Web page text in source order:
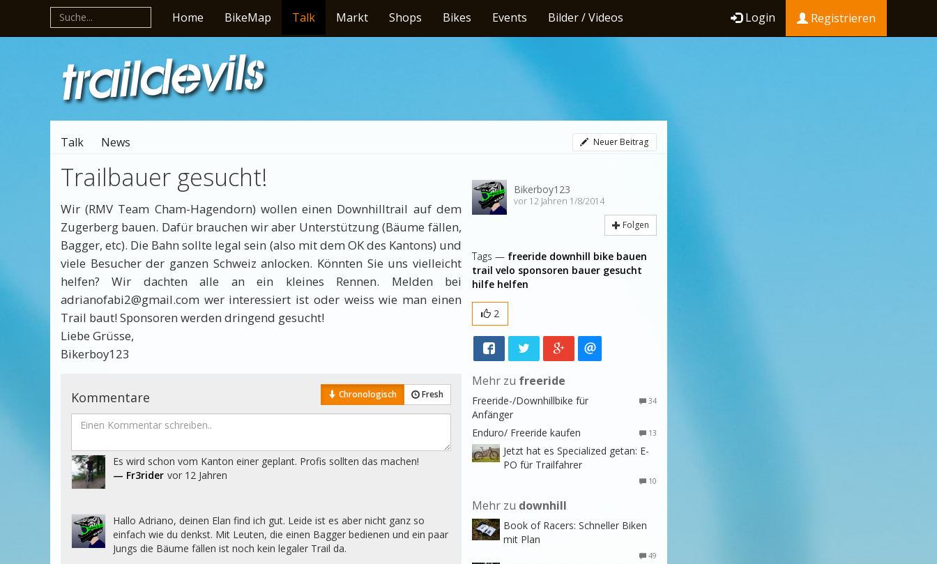
Home BikeMap Talk Markt Shops Bikes Events Bilder / Videos Login Registrieren
Talk News Neuer Beitrag
Trailbauer gesucht!
Wir (RMV Team Cham-Hagendorn) wollen einen Downhilltrail auf dem
Zugerberg bauen. Dafür brauchen wir aber Unterstützung (Bäume fällen,
Bagger, etc). Die Bahn sollte legal sein (also mit dem OK des Kantons) und
viele Besucher der ganzen Schweiz anlocken. Könnten Sie uns vielleicht
helfen? Wir dachten alle an ein kleines Rennen. Melden bei
adrianofabi2@gmail.com wer interessiert ist oder weiss wie man einen
Trail baut! Sponsoren werden dringend gesucht!
Liebe Grüsse,
Bikerboy123
Kommentare Chronologisch Fresh
Es wird schon vom Kanton einer geplant. Profis sollten das machen!
— Fr3rider vor 12 Jahren
Hallo Adriano, deinen Elan find ich gut. Leide ist es aber nicht ganz so
einfach wie du denkst. Mit Leuten, die einen Bagger bedienen und ein paar
Jungs die Bäume fällen ist noch kein legaler Trail da.
Bikerboy123
vor 12 Jahren 1/8/2014
Folgen
Tags — freeride downhill bike bauen
trail velo sponsoren bauer gesucht
hilfe helfen
2
Mehr zu freeride
Freeride-/Downhillbike für
Anfänger
34
Enduro/ Freeride kaufen 13
Jetzt hat es Specialized getan: E-
PO für Trailfahrer
10
Mehr zu downhill
Book of Racers: Schneller Biken
mit Plan
49